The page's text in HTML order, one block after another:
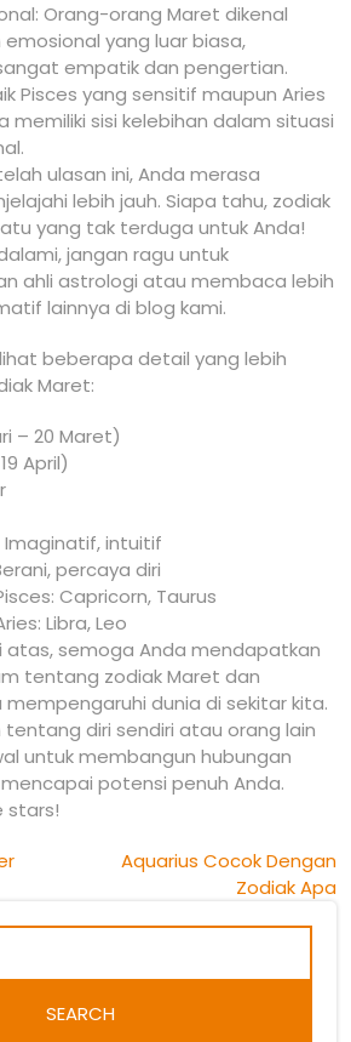
Orang-orang Maret dikenal
yang luar biasa,
empatik dan pengertian.
Pisces yang sensitif maupun Aries
memiliki sisi kelebihan dalam situasi
ulasan ini, Anda merasa
lebih jauh. Siapa tahu, zodiak
yang tak terduga untuk Anda!
jangan ragu untuk
ahli astrologi atau membaca lebih
lainnya di blog kami.
beberapa detail yang lebih
Maret:
– 20 Maret)
April)
Imaginatif, intuitif
percaya diri
Capricorn, Taurus
Libra, Leo
atas, semoga Anda mendapatkan
tentang zodiak Maret dan
dunia di sekitar kita.
tentang diri sendiri atau orang lain
untuk membangun hubungan
potensi penuh Anda.
stars!
Aquarius Cocok Dengan
Zodiak Apa